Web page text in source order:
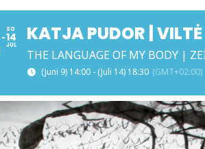
SO
14
JUL
KATJA PUDOR |
THE LANGUAGE OF MY BODY |
(Juni 9) 14:00 - (Juli 14) 18:30 (GMT+02:00)